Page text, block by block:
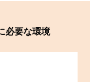
必要な環境